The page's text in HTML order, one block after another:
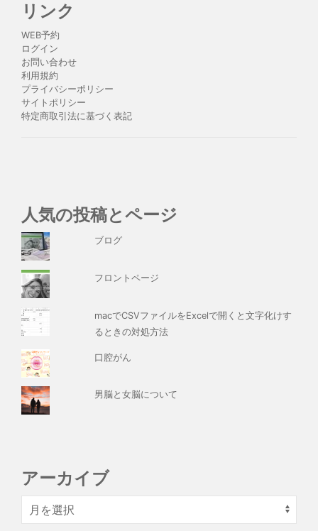
リンク
WEB予約
ログイン
お問い合わせ
利用規約
プライバシーポリシー
サイトポリシー
特定商取引法に基づく表記
人気の投稿とページ
ブログ
フロントページ
macでCSVファイルをExcelで開くと文字化けす
るときの対処方法
口腔がん
男脳と女脳について
アーカイブ